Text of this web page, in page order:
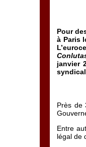
Pour
à Paris
janvier
Près de
Entre
légal de